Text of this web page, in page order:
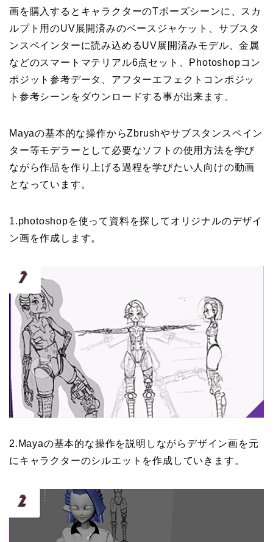
画を購入するとキャラクターのTポーズシーンに、スカ
ルプト用のUV展開済みのベースジャケット、サブスタ
ンスペインターに読み込めるUV展開済みモデル、金属
などのスマートマテリアル6点セット、Photoshopコン
ポジット参考データ、アフターエフェクトコンポジッ
ト参考シーンをダウンロードする事が出来ます。
Mayaの基本的な操作からZbrushやサブスタンスペイン
ター等モデラーとして必要なソフトの使用方法を学び
ながら作品を作り上げる過程を学びたい人向けの動画
となっています。
1.photoshopを使って資料を探してオリジナルのデザイ
ン画を作成します。
2.Mayaの基本的な操作を説明しながらデザイン画を元
にキャラクターのシルエットを作成していきます。